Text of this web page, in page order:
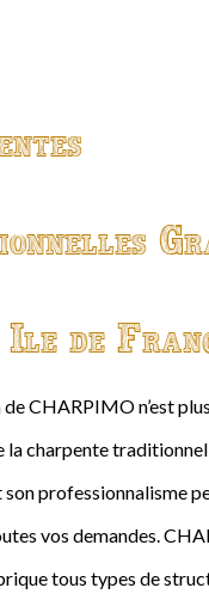
de
CHARPIMO n’est
la charpente
son professionnalisme
vos demandes.
tous types de